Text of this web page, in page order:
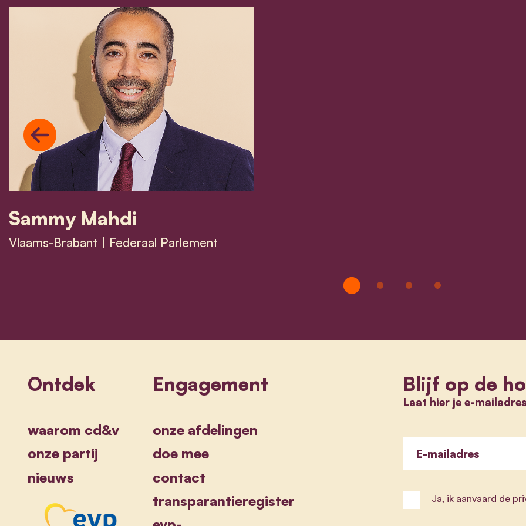
Sammy Mahdi
Vlaams-Brabant | Federaal Parlement
Previous
Ontdek
waarom cd&v
onze partij
nieuws
Engagement
onze afdelingen
doe mee
contact
transparantieregister
Blijf op de
Laat hier je e-
E-mailadres
Ja, ik aanvaard de